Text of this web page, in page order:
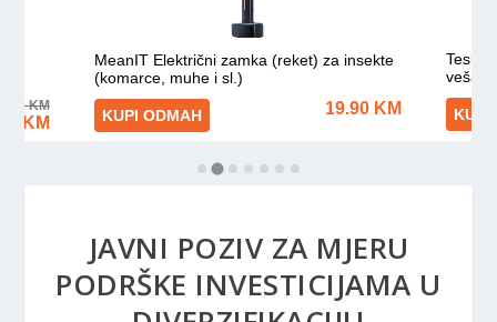
JAVNI POZIV ZA MJERU
PODRŠKE INVESTICIJAMA U